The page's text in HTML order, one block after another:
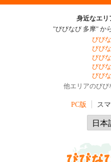
身近なエリ
"びびなび 多摩" か
びび
びび
びび
びび
びび
他エリアのびび
PC版 ス